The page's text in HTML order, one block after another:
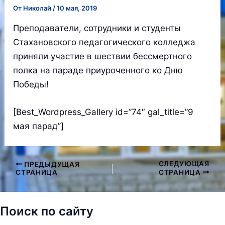
От Николай /10 мая, 2019
Преподаватели, сотрудники и студенты
Стахановского педагогического колледжа
приняли участие в шествии бессмертного
полка на параде приуроченного ко Дню
Победы!
[Best_Wordpress_Gallery id=”74″ gal_title=”9
мая парад”]
Навигация
записям
ПРЕДЫДУЩАЯ
СТРАНИЦА
СЛЕДУЮЩАЯ
СТРАНИЦА
Поиск по сайту